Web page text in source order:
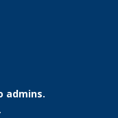
admins.